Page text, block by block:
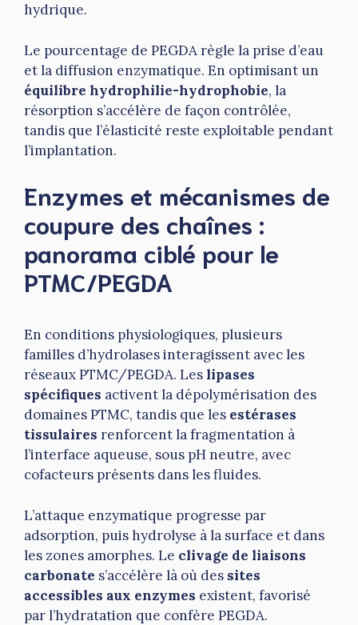
hydrique.
Le pourcentage de PEGDA règle la prise d’eau
et la diffusion enzymatique. En optimisant un
équilibre hydrophilie-hydrophobie, la
résorption s’accélère de façon contrôlée,
tandis que l’élasticité reste exploitable pendant
l’implantation.
Enzymes et mécanismes de
coupure des chaînes :
panorama ciblé pour le
PTMC/PEGDA
En conditions physiologiques, plusieurs
familles d’hydrolases interagissent avec les
réseaux PTMC/PEGDA. Leslipases
spécifiques activent la dépolymérisation des
domaines PTMC, tandis que les estérases
tissulaires renforcent la fragmentation à
l’interface aqueuse, sous pH neutre, avec
cofacteurs présents dans les fluides.
L’attaque enzymatique progresse par
adsorption, puis hydrolyse à la surface et dans
les zones amorphes. Le clivage de liaisons
carbonate s’accélère là où des sites
accessibles aux enzymes existent, favorisé
par l’hydratation que confère PEGDA.